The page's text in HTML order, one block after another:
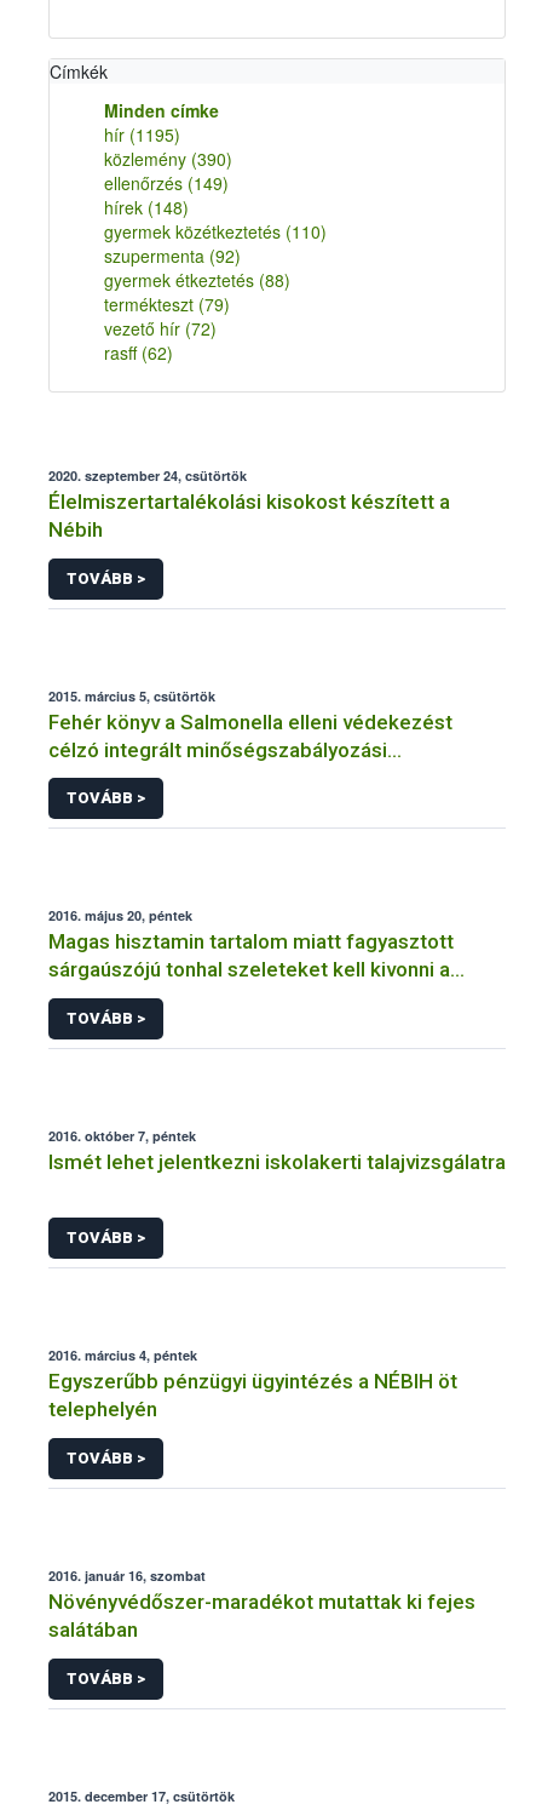
Címkék
Minden címke
hír (1195)
közlemény (390)
ellenőrzés (149)
hírek (148)
gyermek közétkeztetés (110)
szupermenta (92)
gyermek étkeztetés (88)
termékteszt (79)
vezető hír (72)
rasff (62)
2020. szeptember 24, csütörtök
Élelmiszertartalékolási kisokost készített a
Nébih
TOVÁBB >
2015. március 5, csütörtök
Fehér könyv a Salmonella elleni védekezést
célzó integrált minőségszabályozási
rendszerhez
TOVÁBB >
2016. május 20, péntek
Magas hisztamin tartalom miatt fagyasztott
sárgaúszójú tonhal szeleteket kell kivonni a
forgalomból
TOVÁBB >
2016. október 7, péntek
Ismét lehet jelentkezni iskolakerti talajvizsgálatra
TOVÁBB >
2016. március 4, péntek
Egyszerűbb pénzügyi ügyintézés a NÉBIH öt
telephelyén
TOVÁBB >
2016. január 16, szombat
Növényvédőszer-maradékot mutattak ki fejes
salátában
TOVÁBB >
2015. december 17, csütörtök